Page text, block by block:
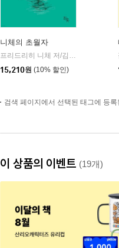
니체의 초월자
프리드리히 니체 저/김철 편역
15,210원 (10% 할인)
검색 페이지에서 선택된 태그에 등
이 상품의 이벤트 (19개)